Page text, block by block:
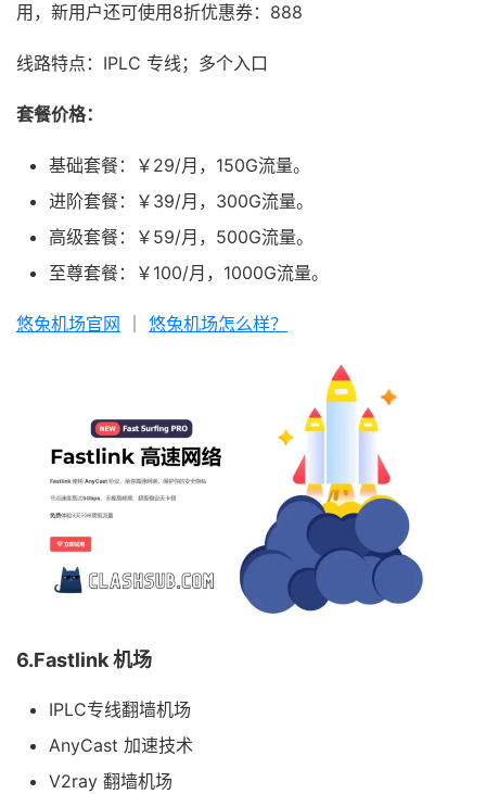
用，新用户还可使用8折优惠券：888
线路特点：IPLC 专线；多个入口
套餐价格：
基础套餐：￥29/月，150G流量。
进阶套餐：￥39/月，300G流量。
高级套餐：￥59/月，500G流量。
至尊套餐：￥100/月，1000G流量。
悠兔机场官网 悠兔机场怎么样？
6.Fastlink 机场
IPLC专线翻墙机场
AnyCast 加速技术
V2ray 翻墙机场